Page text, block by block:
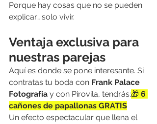
Porque hay cosas que no se pueden
explicar… solo vivir.
Ventaja exclusiva para
nuestras parejas
Aquí es donde se pone interesante. Si
contratas tu boda con Frank Palace
Fotografía y con Pirovila, tendrás:🎁 6
cañones de papallonas GRATIS
Un efecto espectacular que llena el